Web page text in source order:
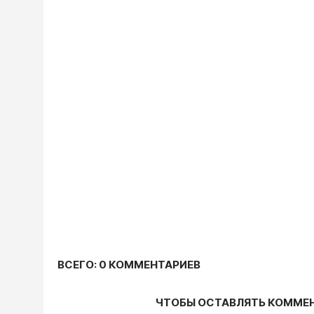
ВСЕГО: 0 КОММЕНТАРИЕВ
ЧТОБЫ ОСТАВЛЯТЬ